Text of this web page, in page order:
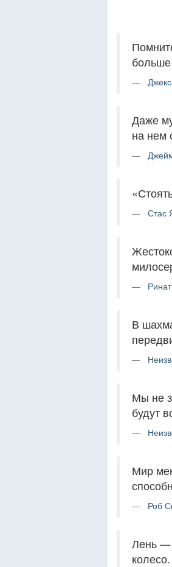
больше
Даже
на нем
Стас
В
Мы не
будут
Мир
Роб
Лень —